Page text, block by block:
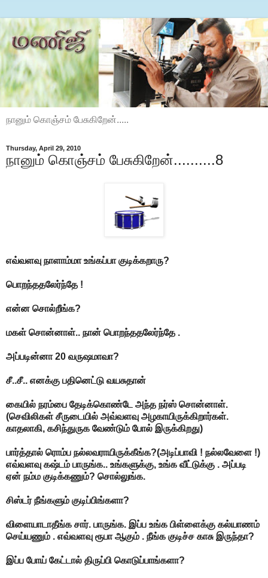
நானும் கொஞ்சம் பேசுகிறேன்.....
Thursday, April 29, 2010
நானும் கொஞ்சம் பேசுகிறேன்..........8
எவ்வளவு நாளாம்மா உங்கப்பா குடிக்கறாரு?
பொறந்ததலேர்ந்தே !
என்ன சொல்றீங்க?
மகள் சொன்னாள்.. நான் பொறந்ததலேர்ந்தே .
அப்படின்னா 20 வருஷமாவா?
சீ..சீ.. எனக்கு பதினெட்டு வயசுதான்
கையில் நரம்பை தேடிக்கொண்டே அந்த நர்ஸ் சொன்னாள்.
(செவிலிகள் சீருடையில் அவ்வளவு அழகாயிருக்கிறார்கள்.
காதலாகி, கசிந்துருக வேண்டும் போல் இருக்கிறது)
பார்த்தால் ரொம்ப நல்லவராயிருக்கீங்க?(அடிப்பாவி ! நல்லவேளை !)
எவ்வளவு கஷ்டம் பாருங்க.. உங்களுக்கு, உங்க வீட்டுக்கு . அப்படி
ஏன் நம்ம குடிக்கணும்? சொல்லுங்க.
சிஸ்டர் நீங்களும் குடிப்பிங்களா?
விளையாடாதீங்க சார். பாருங்க. இப்ப உங்க பிள்ளைக்கு கல்யாணம்
செய்யணும் . எவ்வளவு ரூபா ஆகும் . நீங்க குடிச்ச காசு இருந்தா?
இப்ப போய் கேட்டால் திருப்பி கொடுப்பாங்களா?